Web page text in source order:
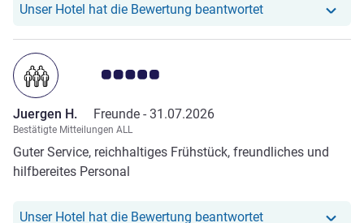
Unser Hotel hat die Bewertung beantwortetUnser Hotel hat
Note Kundenmeinungen 5.0/5
Juergen H. Freunde - 31.07.2026
Bestätigte Mitteilungen ALL
Guter Service, reichhaltiges Frühstück, freundliches und
hilfbereites Personal
Unser Hotel hat die Bewertung beantwortetUnser Hotel hat